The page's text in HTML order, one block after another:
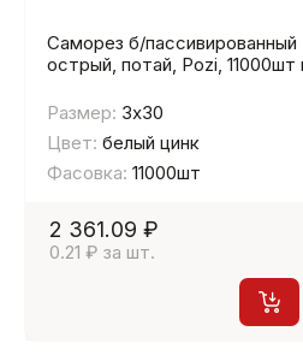
Саморез б/пассивированный
острый, потай, Pozi, 11000шт
Размер: 3х30
Цвет: белый цинк
Фасовка: 11000шт
2 361.09 ₽
0.21 ₽ за шт.